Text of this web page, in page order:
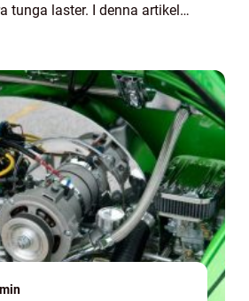
tunga laster. I denna artikel